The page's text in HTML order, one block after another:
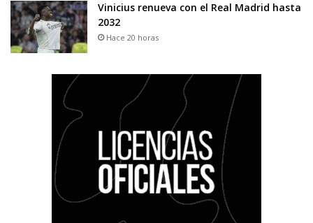
Vinicius renueva con el Real Madrid hasta
2032
Hace 20 horas